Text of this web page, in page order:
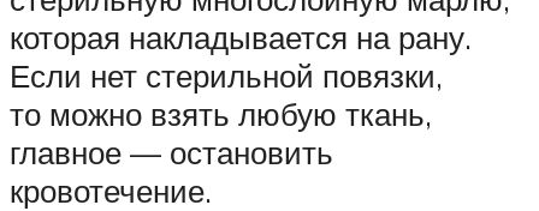
которая накладывается на рану.
Если нет стерильной повязки,
то можно взять любую ткань,
главное — остановить
кровотечение.